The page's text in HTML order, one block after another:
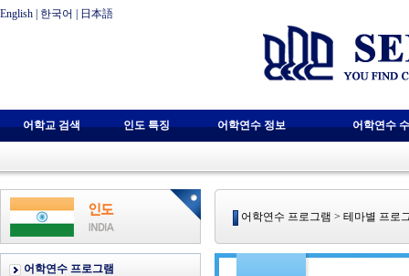
English 한국어 日本語
어학교 검색 인도 특징 어학연수 정보 어학연수
어학연수 프로그램
어학연수 프로그램 > 테마별 프로